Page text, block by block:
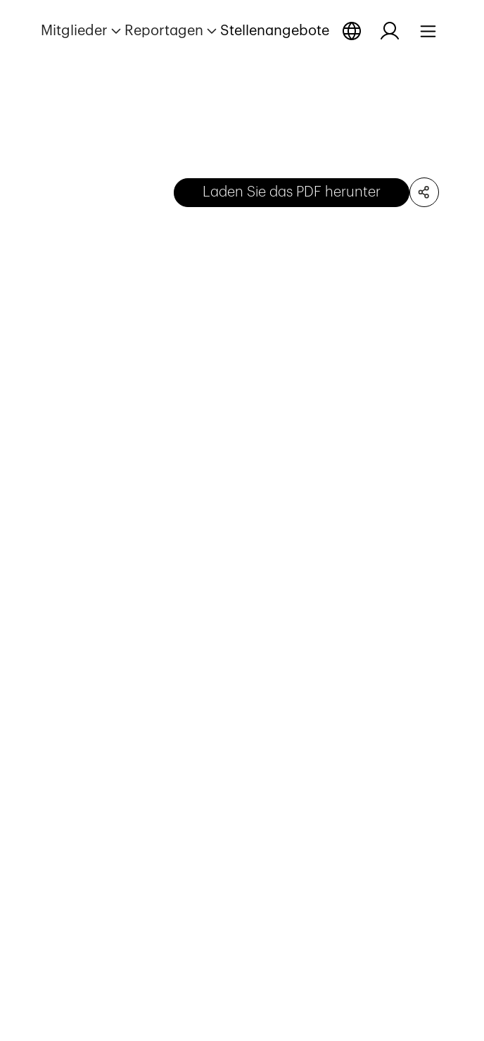
Mitglieder Reportagen Stellenangebote
Laden Sie das PDF herunter